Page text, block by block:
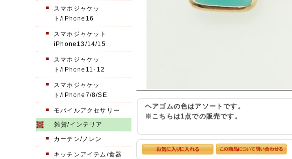
ヘアゴムの色はアソートです。
※こちらは1点での販売です。
スマホジャケッ
ト/iPhone16
スマホジャケット
iPhone13/14/15
スマホジャケッ
ト/iPhone11･12
スマホジャケッ
ト/iPhone7/8/SE
モバイルアクセサリー
雑貨/インテリア
カーテン/ノレン
キッチンアイテム/食器